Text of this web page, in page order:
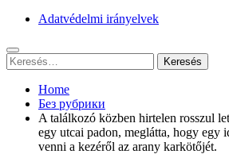
Adatvédelmi irányelvek
Keresés:
Home
Без рубрики
A találkozó közben hirtelen rosszul
egy utcai padon, meglátta, hogy egy
venni a kezéről az arany karkötőjét.